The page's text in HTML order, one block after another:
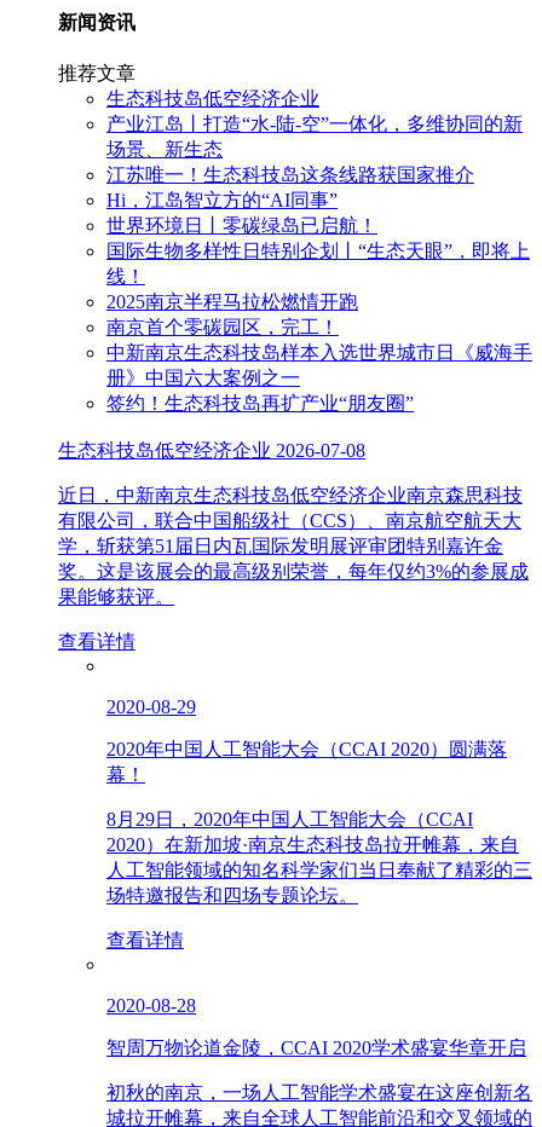
新闻资讯
推荐文章
生态科技岛低空经济企业
产业江岛丨打造“水-陆-空”一体化，多维协同的新
场景、新生态
江苏唯一！生态科技岛这条线路获国家推介
Hi，江岛智立方的“AI同事”
世界环境日丨零碳绿岛已启航！
国际生物多样性日特别企划丨“生态天眼”，即将上
线！
2025南京半程马拉松燃情开跑
南京首个零碳园区，完工！
中新南京生态科技岛样本入选世界城市日《威海手
册》中国六大案例之一
签约！生态科技岛再扩产业“朋友圈”
生态科技岛低空经济企业 2026-07-08
近日，中新南京生态科技岛低空经济企业南京森思科技
有限公司，联合中国船级社（CCS）、南京航空航天大
学，斩获第51届日内瓦国际发明展评审团特别嘉许金
奖。这是该展会的最高级别荣誉，每年仅约3%的参展成
果能够获评。
查看详情
2020-08-29
2020年中国人工智能大会（CCAI 2020）圆满落
幕！
8月29日，2020年中国人工智能大会（CCAI
2020）在新加坡·南京生态科技岛拉开帷幕，来自
人工智能领域的知名科学家们当日奉献了精彩的三
场特邀报告和四场专题论坛。
查看详情
2020-08-28
智周万物论道金陵，CCAI 2020学术盛宴华章开启
初秋的南京，一场人工智能学术盛宴在这座创新名
城拉开帷幕，来自全球人工智能前沿和交叉领域的